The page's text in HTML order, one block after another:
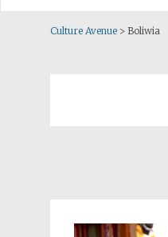
Culture Avenue > Boliwia